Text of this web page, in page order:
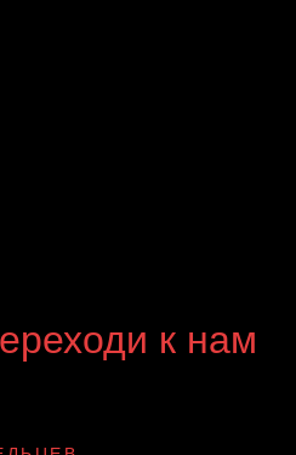
склад
к нам